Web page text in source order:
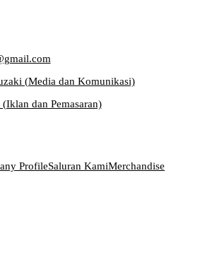
(Media dan Komunikasi)
dan Pemasaran)
ProfileSaluran KamiMerchandise